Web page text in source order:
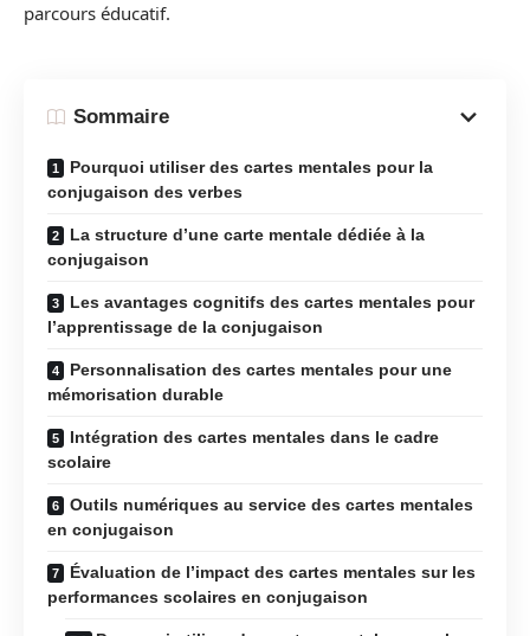
parcours éducatif.
Sommaire
Pourquoi utiliser des cartes mentales pour la
conjugaison des verbes
La structure d’une carte mentale dédiée à la
conjugaison
Les avantages cognitifs des cartes mentales pour
l’apprentissage de la conjugaison
Personnalisation des cartes mentales pour une
mémorisation durable
Intégration des cartes mentales dans le cadre
scolaire
Outils numériques au service des cartes mentales
en conjugaison
Évaluation de l’impact des cartes mentales sur les
performances scolaires en conjugaison